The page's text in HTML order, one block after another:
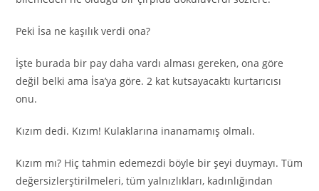
Peki İsa ne kaşılık verdi ona?
İşte burada bir pay daha vardı alması gereken, ona göre
değil belki ama İsa’ya göre. 2 kat kutsayacaktı kurtarıcısı
onu.
Kızım dedi. Kızım! Kulaklarına inanamamış olmalı.
Kızım mı? Hiç tahmin edemezdi böyle bir şeyi duymayı. Tüm
değersizlerştirilmeleri, tüm yalnızlıkları, kadınlığından